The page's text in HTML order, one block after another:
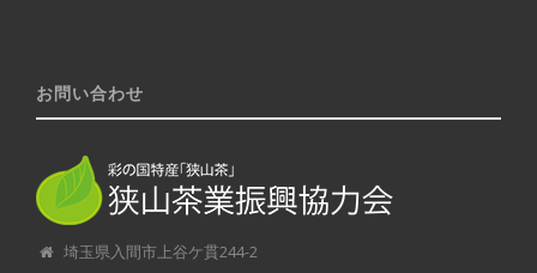
お問い合わせ
埼玉県入間市上谷ケ貫244-2